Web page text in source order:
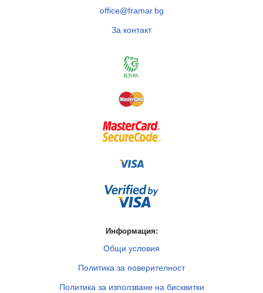
office@framar.bg
За контакт
Информация:
Общи условия
Политика за поверителност
Политика за използване на бисквитки